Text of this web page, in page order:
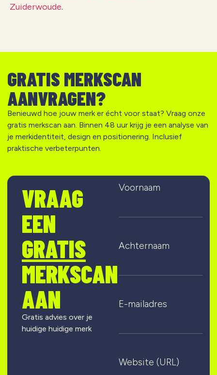
Zuiderwoude.
GRATIS MERKSCAN
AANVRAGEN?
Benieuwd hoe jouw merk er écht voor staat? Vraag onze
gratis merkscan aan. Binnen 48 uur krijg je een analyse van
je merkidentiteit, design en positionering. Inclusief
praktische verbeterpunten.
VRAAG
EEN
GRATIS
MERKSCAN
AAN
Gratis advies over je
huidige huidige merk
Voornaam
Achternaam
E-mailadres
Website (URL)